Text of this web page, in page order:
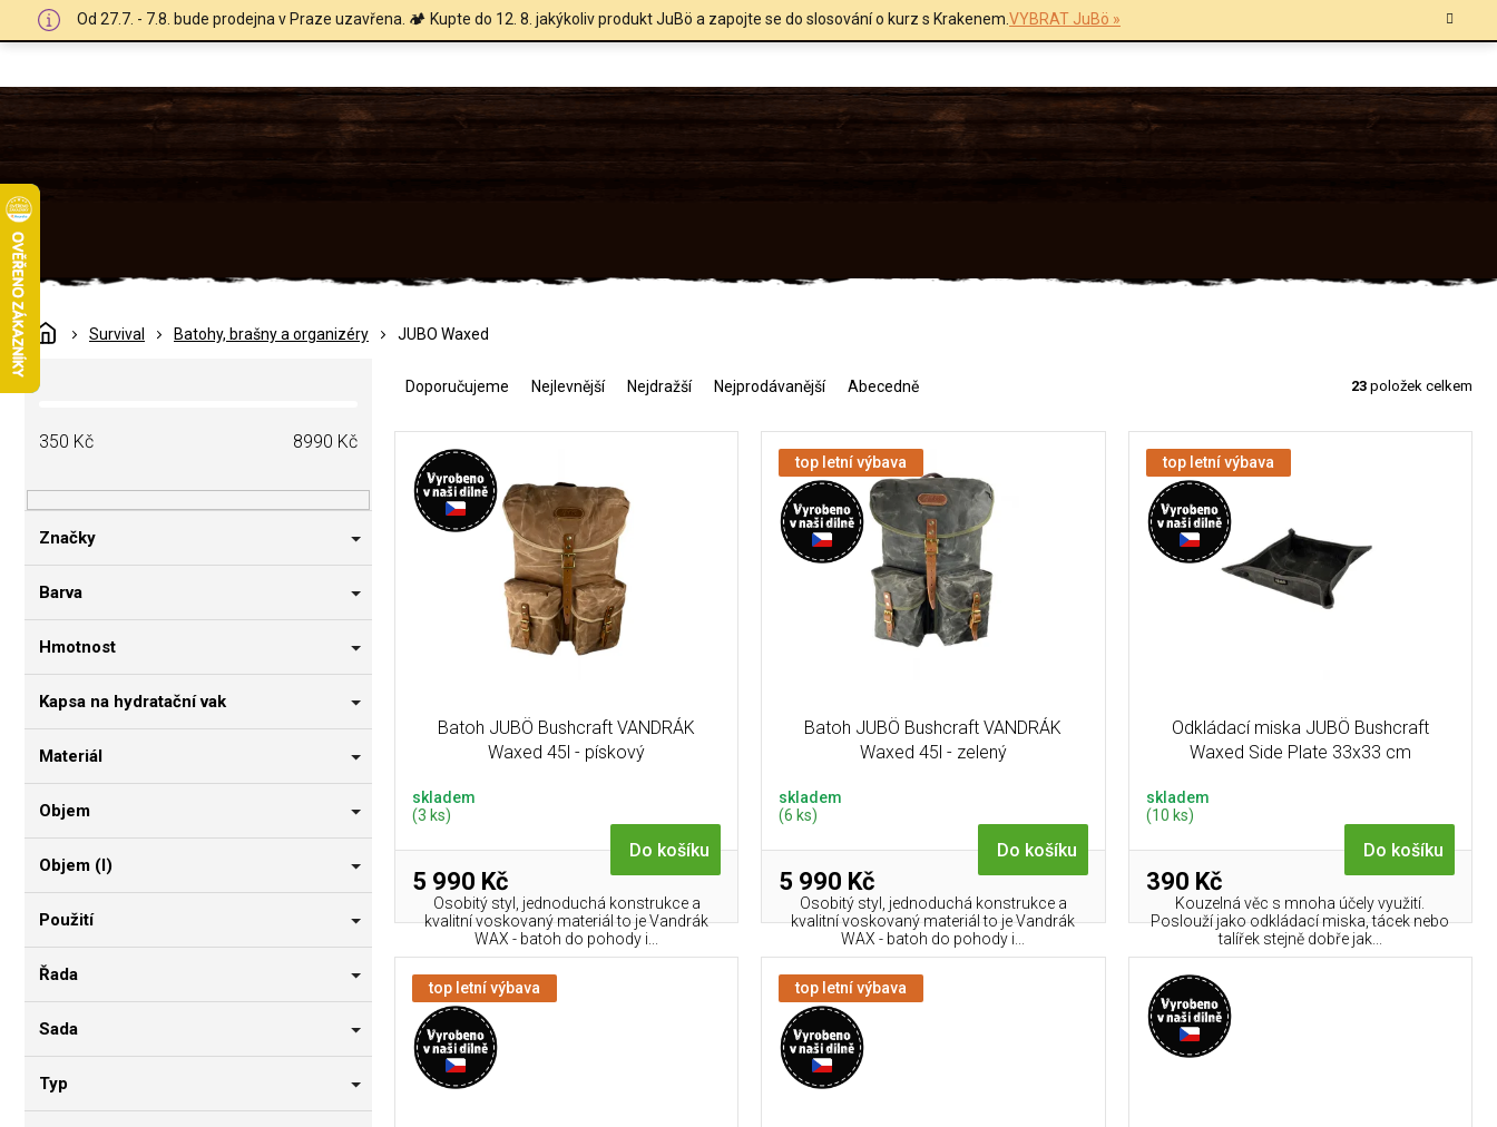
Od 27.7. - 7.8. bude prodejna v Praze uzavřena. 🏕️ Kupte do 12. 8. jakýkoliv produkt JuBö a zapojte se do slosování o kurz s Krakenem.VYBRAT JuBö »
DomůSurvival Batohy, brašny a organizéry JUBO Waxed
P
o
a
n
í
a
350 Kč 8990 Kč
Značky
Barva
Hmotnost
Kapsa na hydratační vak
Materiál
Objem
Objem (l)
Použití
Řada
Sada
Typ
e
Doporučujeme Nejlevnější Nejdražší Nejprodávanější Abecedně 23 položek celkem
Batoh JUBÖ Bushcraft VANDRÁK
Waxed 45l - pískový
skladem
(3 ks)
5 990 Kč
Do košíku
Osobitý styl, jednoduchá konstrukce a
kvalitní voskovaný materiál to je Vandrák
WAX - batoh do pohody i...
top letní výbava
Batoh JUBÖ Bushcraft VANDRÁK
Waxed 45l - zelený
skladem
(6 ks)
5 990 Kč
Do košíku
Osobitý styl, jednoduchá konstrukce a
kvalitní voskovaný materiál to je Vandrák
WAX - batoh do pohody i...
top letní výbava
Odkládací miska JUBÖ Bushcraft
Waxed Side Plate 33x33 cm
skladem
(10 ks)
390 Kč
Do košíku
Kouzelná věc s mnoha účely využití.
Poslouží jako odkládací miska, tácek nebo
talířek stejně dobře jak...
top letní výbava top letní výbava